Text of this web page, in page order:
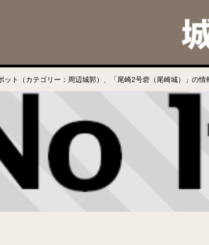
ット（カテゴリー：周辺城郭）、「尾崎2号砦（尾崎城）」の情